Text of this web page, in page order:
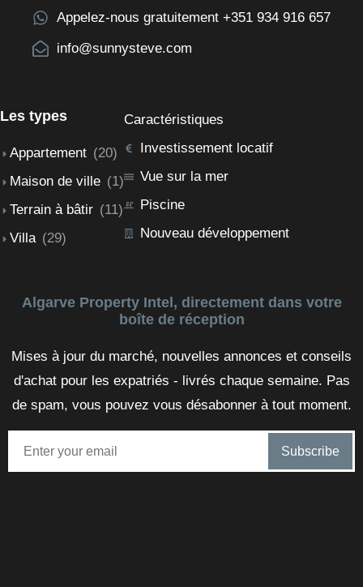
Appelez-nous gratuitement +351 934 916 657
info@sunnysteve.com
Les types
Appartement (20)
Maison de ville (1)
Terrain à bâtir (11)
Villa (29)
Caractéristiques
Investissement locatif
Vue sur la mer
Piscine
Nouveau développement
Algarve Property Intel, directement dans votre
boîte de réception
Mises à jour du marché, nouvelles annonces et conseils
d'achat pour les expatriés - livrés chaque semaine. Pas
de spam, vous pouvez vous désabonner à tout moment.